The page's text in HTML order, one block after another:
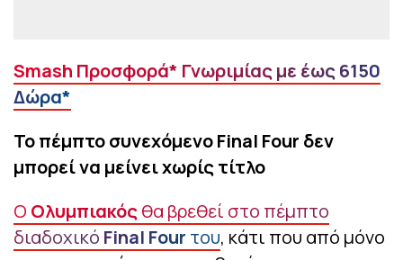
Smash Προσφορά* Γνωριμίας με έως 6150
Δώρα*
Το πέμπτο συνεχόμενο Final Four δεν
μπορεί να μείνει χωρίς τίτλο
Ο Ολυμπιακόςθα βρεθεί στο πέμπτο
διαδοχικό Final Four του, κάτι που από μόνο